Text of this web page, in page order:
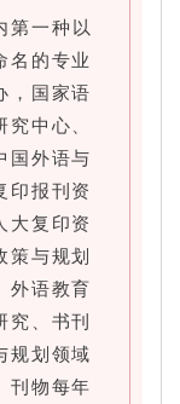
第一种以
名的专业
，国家语
中心、
国外语与
印报刊资
大复印资
策与规划
外语教育
究、书刊
规划领域
刊物每年